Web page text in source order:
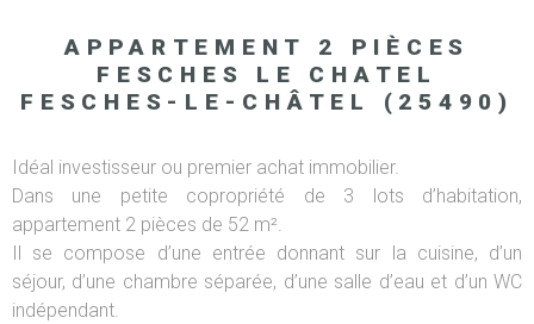
APPARTEMENT 2 PIÈCES
FESCHES LE CHATEL
FESCHES-LE-CHÂTEL (25490)
Idéal investisseur ou premier achat immobilier.
Dans une petite copropriété de 3 lots d’habitation,
appartement 2 pièces de 52 m².
Il se compose d’une entrée donnant sur la cuisine, d’un
séjour, d’une chambre séparée, d’une salle d’eau et d’un WC
indépendant.